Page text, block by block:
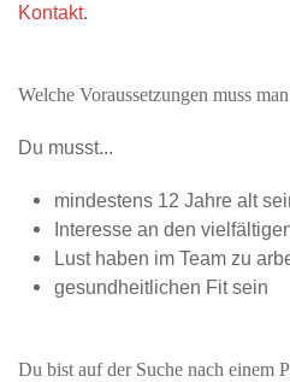
Kontakt.
Welche Voraussetzungen muss
Du musst...
mindestens 12 Jahre alt
Interesse an den
Lust haben im Team zu
gesundheitlichen Fit sein
Du bist auf der Suche nach einem